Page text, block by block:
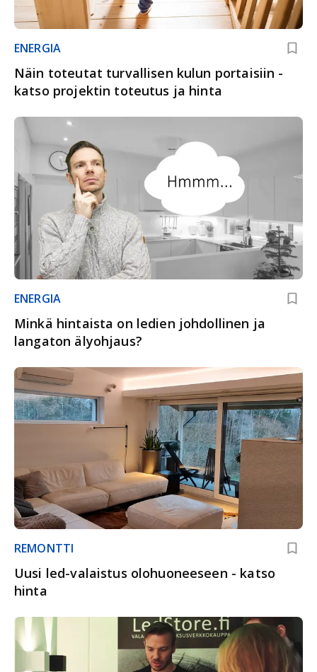
ENERGIA
Näin toteutat turvallisen kulun portaisiin -
katso projektin toteutus ja hinta
ENERGIA
Minkä hintaista on ledien johdollinen ja
langaton älyohjaus?
REMONTTI
Uusi led-valaistus olohuoneeseen - katso
hinta